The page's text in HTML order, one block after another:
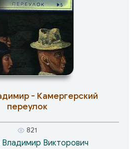
- Камергерский
переулок
821
Викторович